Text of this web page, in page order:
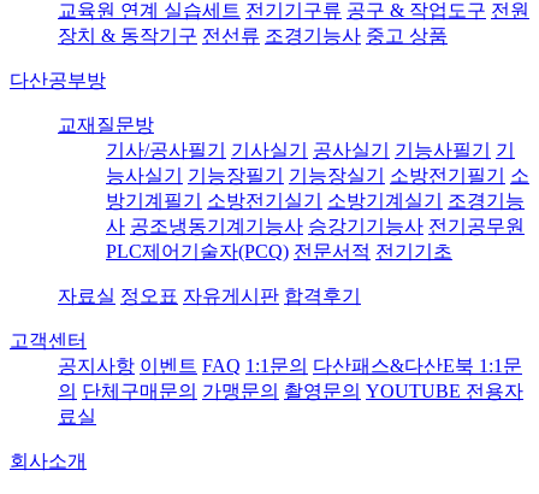
교육원 연계 실습세트 전기기구류 공구 & 작업도구 전원
장치 & 동작기구 전선류 조경기능사 중고 상품
다산공부방
교재질문방
기사/공사필기
기사실기 공사실기 기능사필기
기
능사실기
기능장필기 기능장실기 소방전기필기
소
방기계필기
소방전기실기 소방기계실기
조경기능
사 공조냉동기계기능사 승강기기능사 전기공무원
PLC제어기술자(PCQ) 전문서적 전기기초
자료실 정오표 자유게시판 합격후기
고객센터
공지사항 이벤트 FAQ 1:1문의 다산패스&다산E북 1:1문
의 단체구매문의 가맹문의 촬영문의 YOUTUBE 전용자
료실
회사소개